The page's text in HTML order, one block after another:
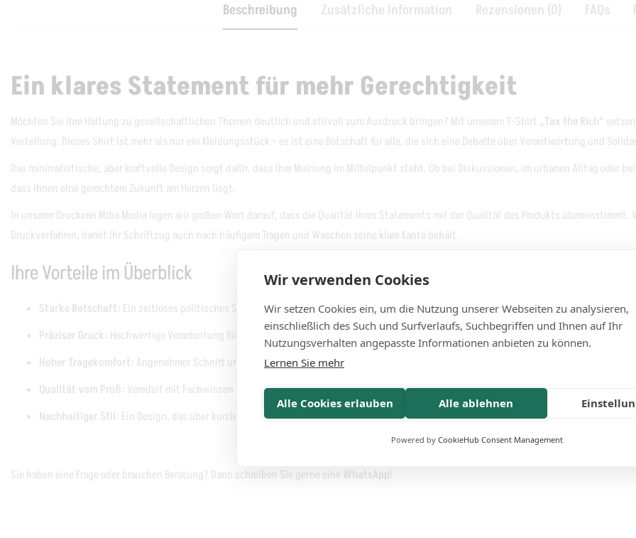
Beschreibung Zusätzliche Information Rezensionen (0) FAQs
Ein klares Statement für mehr Gerechtigkeit
Möchten Sie Ihre Haltung zu gesellschaftlichen Themen deutlich und stilvoll zum Ausdruck bringen? Mit unserem T-Shirt „Tax the Rich“
Verteilung. Dieses Shirt ist mehr als nur ein Kleidungsstück – es ist eine Botschaft für alle, die sich eine Debatte über Verantwortung und
Das minimalistische, aber kraftvolle Design sorgt dafür, dass Ihre Meinung im Mittelpunkt steht. Ob bei Diskussionen, im urbanen Alltag oder
dass Ihnen eine gerechtere Zukunft am Herzen liegt.
In unserer Druckerei Miba Media legen wir großen Wert darauf, dass die Qualität Ihres Statements mit der Qualität des Produkts
Druckverfahren, damit Ihr Schriftzug auch nach häufigem Tragen und Waschen seine klare Kante behält.
Ihre Vorteile im Überblick
Starke Botschaft: Ein zeitloses politisches Statement für soziale Gerechtigkeit.
Präziser Druck: Hochwertige Verarbeitung für maximale Lesbarkeit und Haltbarkeit.
Hoher Tragekomfort: Angenehmer Schnitt und weiches Material für den täglichen Einsatz.
Qualität vom Profi: Veredelt mit Fachwissen in unserer regionalen Werbetechnik-Werkstatt.
Nachhaltiger Stil: Ein Design, das über kurzlebige Trends hinausgeht.
Sie haben eine Frage oder brauchen Beratung? Dann schreiben Sie gerne eine WhatsApp!
Wir verwenden Cookies
Wir setzen Cookies ein, um die Nutzung unserer Webseiten zu analysieren,
einschließlich des Such und Surfverlaufs, Suchbegriffen und Ihnen auf Ihr
Nutzungsverhalten angepasste Informationen anbieten zu können.
Lernen Sie mehr
Alle Cookies erlauben Alle ablehnen
Powered by CookieHub Consent Management